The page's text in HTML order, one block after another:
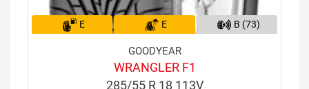
E E B (73)
GOODYEAR
WRANGLER F1
285/55 R 18 113V